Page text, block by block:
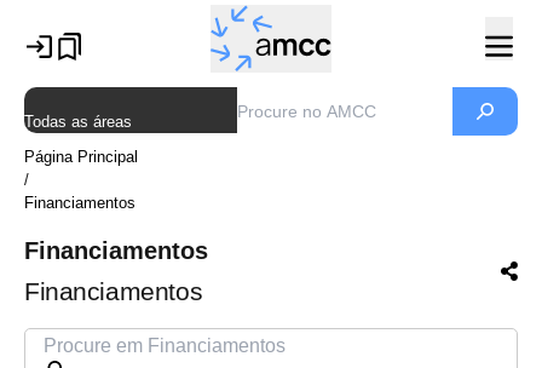
Todas as áreas
Página Principal
/
Financiamentos
Financiamentos
Financiamentos